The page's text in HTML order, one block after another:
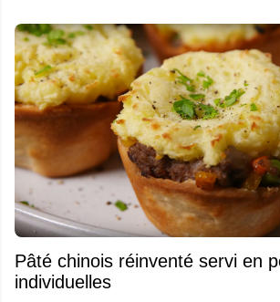
Pâté chinois réinventé servi en
individuelles